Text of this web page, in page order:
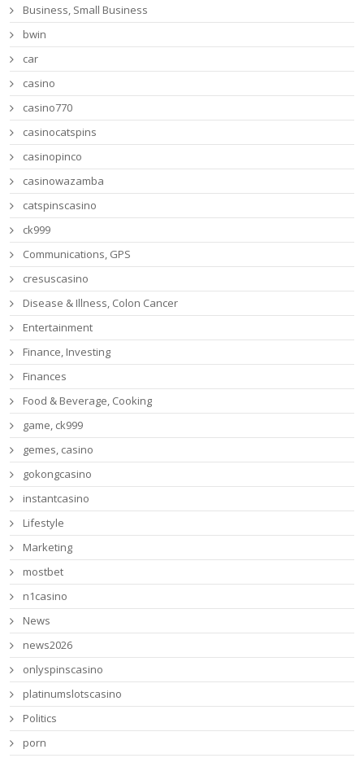
Business, Small Business
bwin
car
casino
casino770
casinocatspins
casinopinco
casinowazamba
catspinscasino
ck999
Communications, GPS
cresuscasino
Disease & Illness, Colon Cancer
Entertainment
Finance, Investing
Finances
Food & Beverage, Cooking
game, ck999
gemes, casino
gokongcasino
instantcasino
Lifestyle
Marketing
mostbet
n1casino
News
news2026
onlyspinscasino
platinumslotscasino
Politics
porn